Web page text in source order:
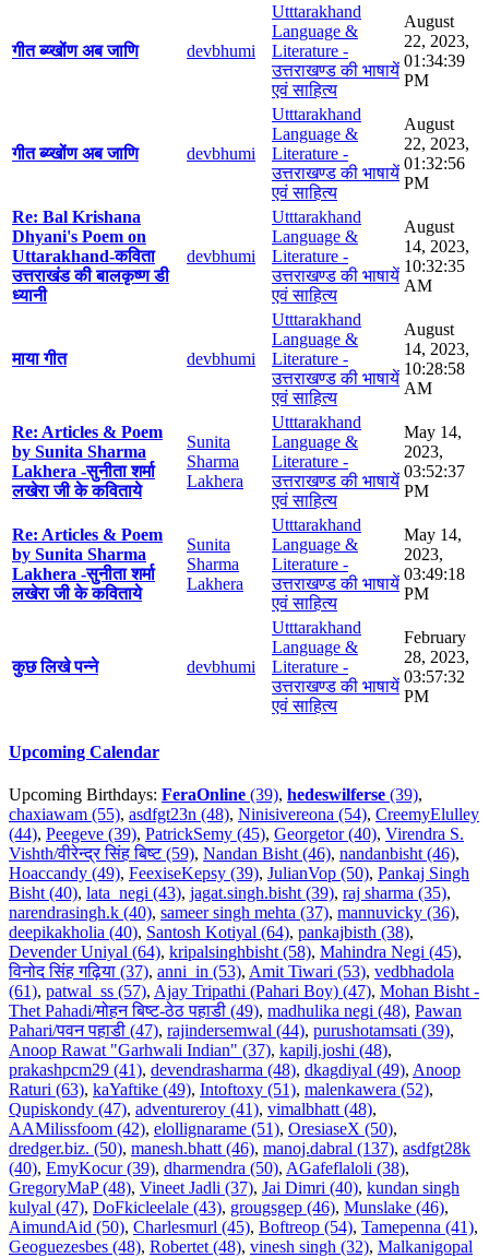
गीत ब्य्खोंण अब जाणि devbhumi
Utttarakhand
Language &
Literature -
उत्तराखण्ड की भाषायें
एवं साहित्य
August
22, 2023,
01:34:39
PM
गीत ब्य्खोंण अब जाणि devbhumi
Utttarakhand
Language &
Literature -
उत्तराखण्ड की भाषायें
एवं साहित्य
August
22, 2023,
01:32:56
PM
Re: Bal Krishana
Dhyani's Poem on
Uttarakhand-कविता
उत्तराखंड की बालकृष्ण डी
ध्यानी
devbhumi
Utttarakhand
Language &
Literature -
उत्तराखण्ड की भाषायें
एवं साहित्य
August
14, 2023,
10:32:35
AM
माया गीत devbhumi
Utttarakhand
Language &
Literature -
उत्तराखण्ड की भाषायें
एवं साहित्य
August
14, 2023,
10:28:58
AM
Re: Articles & Poem
by Sunita Sharma
Lakhera -सुनीता शर्मा
लखेरा जी के कविताये
Sunita
Sharma
Lakhera
Utttarakhand
Language &
Literature -
उत्तराखण्ड की भाषायें
एवं साहित्य
May 14,
2023,
03:52:37
PM
Re: Articles & Poem
by Sunita Sharma
Lakhera -सुनीता शर्मा
लखेरा जी के कविताये
Sunita
Sharma
Lakhera
Utttarakhand
Language &
Literature -
उत्तराखण्ड की भाषायें
एवं साहित्य
May 14,
2023,
03:49:18
PM
कुछ लिखे पन्ने devbhumi
Utttarakhand
Language &
Literature -
उत्तराखण्ड की भाषायें
एवं साहित्य
February
28, 2023,
03:57:32
PM
Upcoming Calendar
Upcoming Birthdays: FeraOnline (39), hedeswilferse (39),
chaxiawam (55), asdfgt23n (48), Ninisivereona (54), CreemyElulley
(44), Peegeve (39), PatrickSemy (45), Georgetor (40), Virendra S.
Vishth/वीरेन्द्र सिंह बिष्ट (59), Nandan Bisht (46), nandanbisht (46),
Hoaccandy (49), FeexiseKepsy (39), JulianVop (50), Pankaj Singh
Bisht (40), lata_negi (43), jagat.singh.bisht (39), raj sharma (35),
narendrasingh.k (40), sameer singh mehta (37), mannuvicky (36),
deepikakholia (40), Santosh Kotiyal (64), pankajbisth (38),
Devender Uniyal (64), kripalsinghbisht (58), Mahindra Negi (45),
विनोद सिंह गढ़िया (37), anni_in (53), Amit Tiwari (53), vedbhadola
(61), patwal_ss (57), Ajay Tripathi (Pahari Boy) (47), Mohan Bisht -
Thet Pahadi/मोहन बिष्ट-ठेठ पहाडी (49), madhulika negi (48), Pawan
Pahari/पवन पहाडी (47), rajindersemwal (44), purushotamsati (39),
Anoop Rawat "Garhwali Indian" (37), kapilj.joshi (48),
prakashpcm29 (41), devendrasharma (48), dkagdiyal (49), Anoop
Raturi (63), kaYaftike (49), Intoftoxy (51), malenkawera (52),
Qupiskondy (47), adventureroy (41), vimalbhatt (48),
AAMilissfoom (42), elollignarame (51), OresiaseX (50),
dredger.biz. (50), manesh.bhatt (46), manoj.dabral (137), asdfgt28k
(40), EmyKocur (39), dharmendra (50), AGafeflaloli (38),
GregoryMaP (48), Vineet Jadli (37), Jai Dimri (40), kundan singh
kulyal (47), DoFkicleelale (43), grougsgep (46), Munslake (46),
AimundAid (50), Charlesmurl (45), Boftreop (54), Tamepenna (41),
Geoguezesbes (48), Robertet (48), vinesh singh (32), Malkanigopal